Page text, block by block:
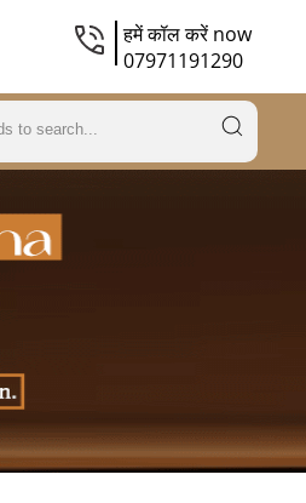
हमें कॉल करें now
07971191290